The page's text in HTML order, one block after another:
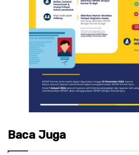
Baca Juga